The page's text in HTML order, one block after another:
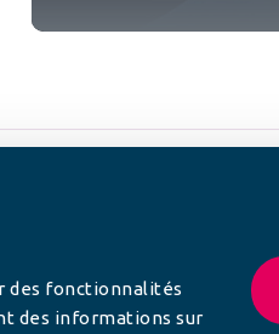
des fonctionnalités
des informations sur